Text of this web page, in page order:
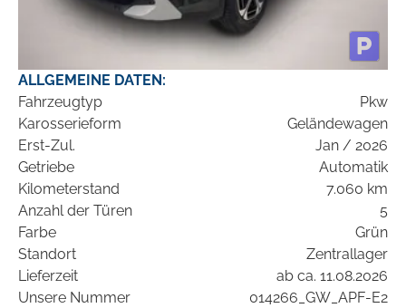
ALLGEMEINE DATEN:
Fahrzeugtyp
Pkw
Karosserieform
Geländewagen
Erst-Zul.
Jan / 2026
Getriebe
Automatik
Kilometerstand
7.060 km
Anzahl der Türen
5
Farbe
Grün
Standort
Zentrallager
Lieferzeit
ab ca. 11.08.2026
Unsere Nummer
014266_GW_APF-E2